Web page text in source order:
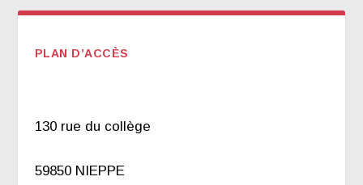
PLAN D’ACCÈS
130 rue du collège
59850 NIEPPE